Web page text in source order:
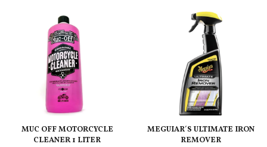
MUC OFF MOTORCYCLE
CLEANER 1 LITER
MEGUIAR´S ULTIMATE IRON
REMOVER